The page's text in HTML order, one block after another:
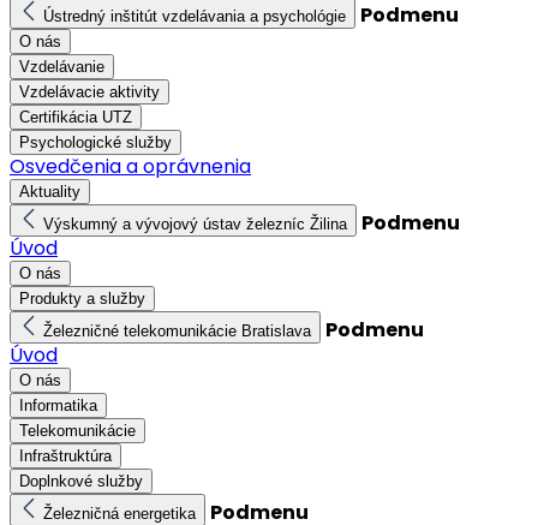
Ústredný inštitút vzdelávania a psychológie Podmenu
O nás
Vzdelávanie
Vzdelávacie aktivity
Certifikácia UTZ
Psychologické služby
Osvedčenia a oprávnenia
Aktuality
Výskumný a vývojový ústav železníc Žilina
Podmenu
Úvod
O nás
Produkty a služby
Železničné telekomunikácie Bratislava
Podmenu
Úvod
O nás
Informatika
Telekomunikácie
Infraštruktúra
Doplnkové služby
Železničná energetika
Podmenu